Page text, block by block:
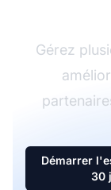
Gérez
Démarrer
30